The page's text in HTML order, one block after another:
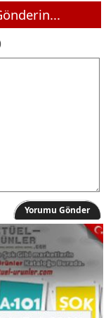
Yorumu Gönder